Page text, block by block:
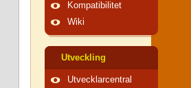
Kompatibilitet
Wiki
Utveckling
Utvecklarcentral